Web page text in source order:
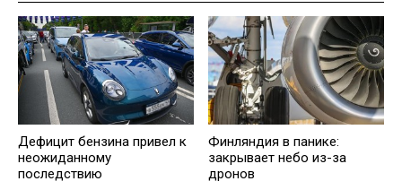
Дефицит бензина привел к
неожиданному
последствию
Финляндия в панике:
закрывает небо из-за
дронов